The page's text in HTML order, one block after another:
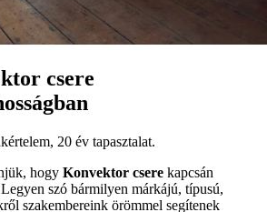
csere
20 év tapasztalat.
hogy Konvektor csere kapcsán
szó bármilyen márkájú, típusú,
szakembereink örömmel segítenek